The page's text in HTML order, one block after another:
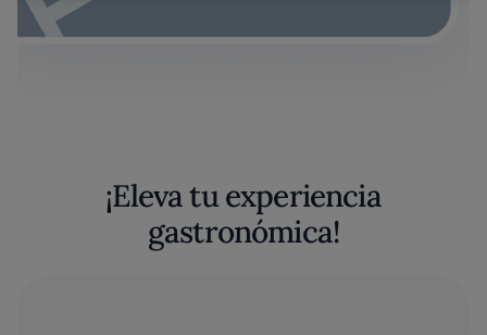
¡Eleva tu experiencia
gastronómica!